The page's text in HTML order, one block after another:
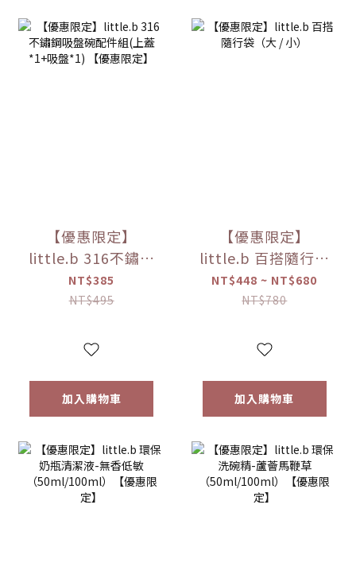
【優惠限定】
little.b 316不鏽鋼
吸盤碗配件組(上蓋
*1+吸盤*1) 【優惠
NT$385
NT$495
加入購物車
【優惠限定】
little.b 百搭隨行袋
（大 / 小）
NT$448 ~ NT$680
NT$780
加入購物車